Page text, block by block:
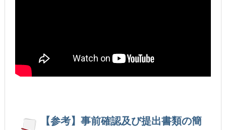
【参考】事前確認及び提出書類の簡